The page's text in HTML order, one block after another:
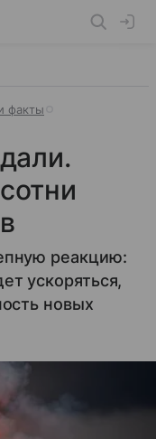
факты
реакцию:
ускоряться,
новых